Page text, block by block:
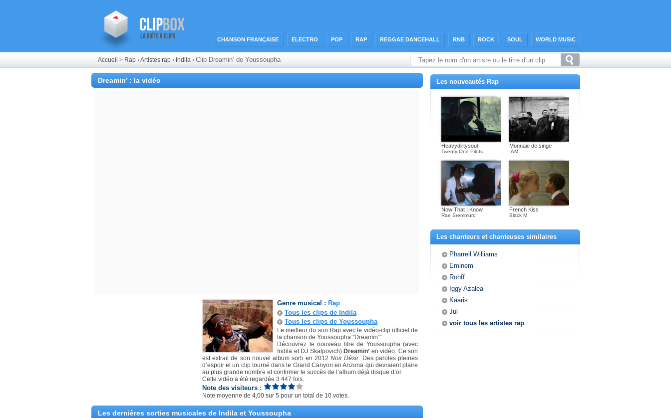
CHANSON FRANÇAISE ELECTRO POP RAP REGGAE DANCEHALL RNB ROCK SOUL WORLD MUSIC
Accueil > Rap ›Artistes rap › Indila › Clip Dreamin’ de Youssoupha
Dreamin’ : la vidéo
Genre musical : Rap
Tous les clips de Indila
Tous les clips de Youssoupha
Le meilleur du son Rap avec le vidéo-clip officiel de
la chanson de Youssoupha "Dreamin’".
Découvrez le nouveau titre de Youssoupha (avec
Indila et DJ Skalpovich) Dreamin’ en vidéo. Ce son
est extrait de son nouvel album sorti en 2012Noir Désir. Des paroles pleines
d’espoir et un clip tourné dans le Grand Canyon en Arizona qui devraient plaire
au plus grande nombre et confirmer le succès de l’album déjà disque d’or.
Cette vidéo a été regardée 3 447 fois.
Note des visiteurs :
Note moyenne de 4,00 sur 5 pour un total de 10 votes.
Les dernières sorties musicales de Indila et Youssoupha
Les nouveautés Rap
Heavydirtysoul
Twenty One Pilots
Monnaie de singe
IAM
Now That I Know
Rae Sremmurd
French Kiss
Black M
Les chanteurs et chanteuses similaires
Pharrell Williams
Eminem
Rohff
Iggy Azalea
Kaaris
Jul
voir tous les artistes rap